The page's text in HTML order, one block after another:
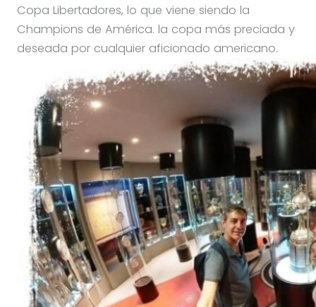
Copa Libertadores, lo que viene siendo la
Champions de América. la copa más preciada y
deseada por cualquier aficionado americano.